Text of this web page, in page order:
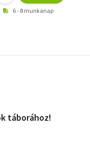
6 - 8 munkanap
táborához!